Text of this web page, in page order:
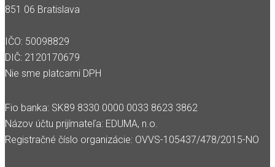
851 06 Bratislava
IČO: 50098829
DIČ: 2120170679
Nie sme platcami DPH
Fio banka: SK89 8330 0000 0033 8623 3862
Názov účtu prijímateľa: EDUMA, n.o.
Registračné číslo organizácie: OVVS-105437/478/2015-NO